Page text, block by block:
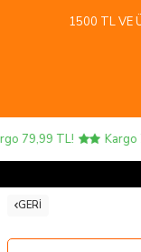
1500 TL VE
79,99 TL! Kargo
GERI